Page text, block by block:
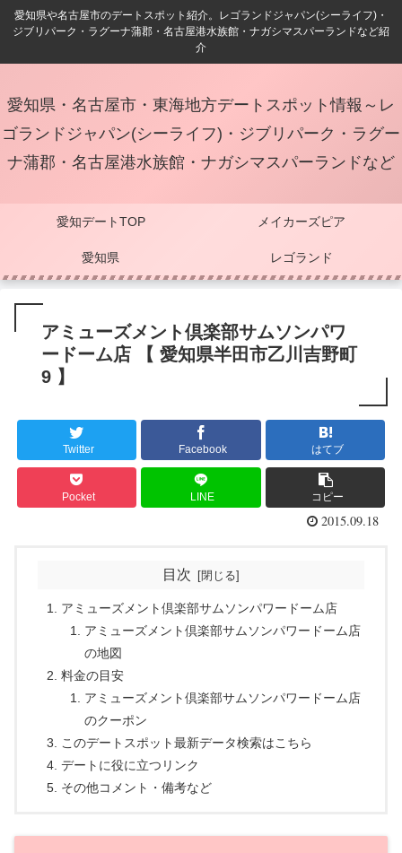
愛知県や名古屋市のデートスポット紹介。レゴランドジャパン(シーライフ)・
ジブリパーク・ラグーナ蒲郡・名古屋港水族館・ナガシマスパーランドなど紹
介
愛知県・名古屋市・東海地方デートスポット情報～レ
ゴランドジャパン(シーライフ)・ジブリパーク・ラグー
ナ蒲郡・名古屋港水族館・ナガシマスパーランドなど
愛知デートTOP メイカーズピア
愛知県 レゴランド
アミューズメント倶楽部サムソンパワ
ードーム店 【 愛知県半田市乙川吉野町
9 】
Twitter Facebook はてブ
Pocket LINE コピー
2015.09.18
目次
アミューズメント倶楽部サムソンパワードーム店
アミューズメント倶楽部サムソンパワードーム店
の地図
料金の目安
アミューズメント倶楽部サムソンパワードーム店
のクーポン
このデートスポット最新データ検索はこちら
デートに役に立つリンク
その他コメント・備考など